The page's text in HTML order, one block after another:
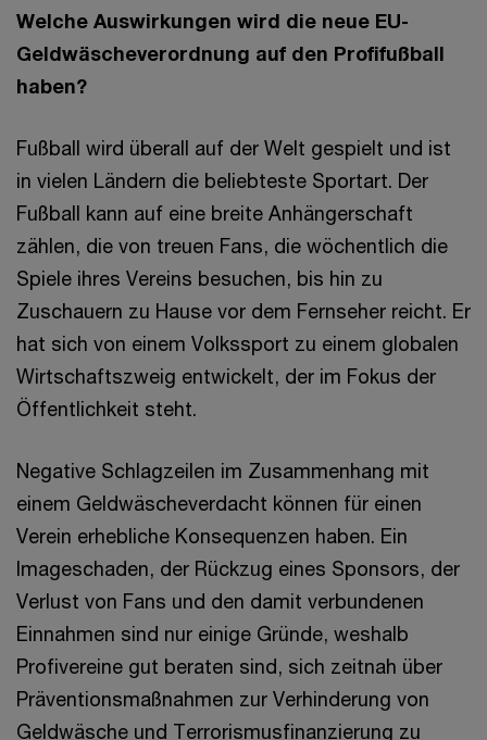
Welche Auswirkungen wird die neue EU-
Geldwäscheverordnung auf den Profifußball
haben?
Fußball wird überall auf der Welt gespielt und ist
in vielen Ländern die beliebteste Sportart. Der
Fußball kann auf eine breite Anhängerschaft
zählen, die von treuen Fans, die wöchentlich die
Spiele ihres Vereins besuchen, bis hin zu
Zuschauern zu Hause vor dem Fernseher reicht. Er
hat sich von einem Volkssport zu einem globalen
Wirtschaftszweig entwickelt, der im Fokus der
Öffentlichkeit steht.
Negative Schlagzeilen im Zusammenhang mit
einem Geldwäscheverdacht können für einen
Verein erhebliche Konsequenzen haben. Ein
Imageschaden, der Rückzug eines Sponsors, der
Verlust von Fans und den damit verbundenen
Einnahmen sind nur einige Gründe, weshalb
Profivereine gut beraten sind, sich zeitnah über
Präventionsmaßnahmen zur Verhinderung von
Geldwäsche und Terrorismusfinanzierung zu